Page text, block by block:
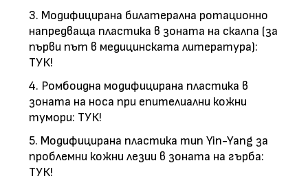
3. Модифицирана билатерална ротационно
напредваща пластика в зоната на скалпа (за
първи път в медицинската литература):
ТУК!
4. Ромбоидна модифицирана пластика в
зоната на носа при епителиални кожни
тумори: ТУК!
5. Модифицирана пластика тип Yin-Yang за
проблемни кожни лезии в зоната на гърба:
ТУК!